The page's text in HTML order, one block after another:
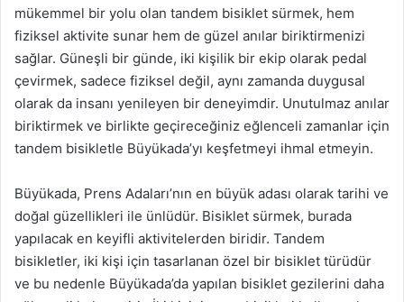
mükemmel bir yolu olan tandem bisiklet sürmek, hem
fiziksel aktivite sunar hem de güzel anılar biriktirmenizi
sağlar. Güneşli bir günde, iki kişilik bir ekip olarak pedal
çevirmek, sadece fiziksel değil, aynı zamanda duygusal
olarak da insanı yenileyen bir deneyimdir. Unutulmaz anılar
biriktirmek ve birlikte geçireceğiniz eğlenceli zamanlar için
tandem bisikletle Büyükada’yı keşfetmeyi ihmal etmeyin.
Büyükada, Prens Adaları’nın en büyük adası olarak tarihi ve
doğal güzellikleri ile ünlüdür. Bisiklet sürmek, burada
yapılacak en keyifli aktivitelerden biridir. Tandem
bisikletler, iki kişi için tasarlanan özel bir bisiklet türüdür
ve bu nedenle Büyükada’da yapılan bisiklet gezilerini daha